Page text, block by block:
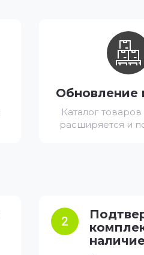
2
Обновление
Каталог
расширяется и